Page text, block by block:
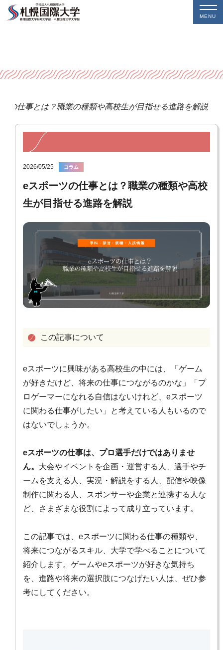
MENU
の仕事とは？職業の種類や高校生が目指せる進路を解説
2026/05/25 コラム
eスポーツの仕事とは？職業の種類や高校
生が目指せる進路を解説
この記事について
eスポーツに興味がある高校生の中には、「ゲーム
が好きだけど、将来の仕事につながるのかな」「プ
ロゲーマーになれる自信はないけれど、eスポーツ
に関わる仕事がしたい」と考えている人もいるので
はないでしょうか。
eスポーツの仕事は、プロ選手だけではありませ
ん。 大会やイベントを企画・運営する人、選手やチ
ームを支える人、実況・解説をする人、配信や映像
制作に関わる人、スポンサーや企業と連携する人な
ど、さまざまな役割によって成り立っています。
この記事では、eスポーツに関わる仕事の種類や、
将来につながるスキル、大学で学べることについて
紹介します。ゲームやeスポーツが好きな気持ち
を、進路や将来の選択肢につなげたい人は、ぜひ参
考にしてください。